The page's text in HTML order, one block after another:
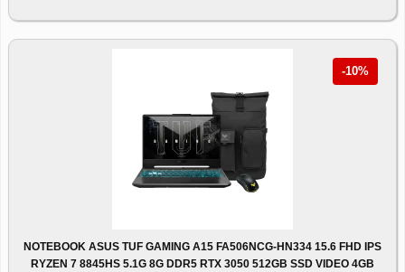
-10%
NOTEBOOK ASUS TUF GAMING A15 FA506NCG-HN334 15.6 FHD IPS
RYZEN 7 8845HS 5.1G 8G DDR5 RTX 3050 512GB SSD VIDEO 4GB